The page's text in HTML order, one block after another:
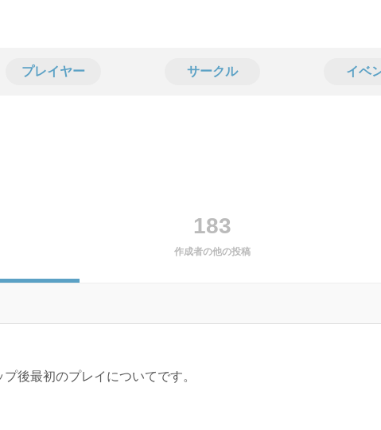
プレイヤー サークル イベ
183
作成者の他の投稿
後最初のプレイについてです。